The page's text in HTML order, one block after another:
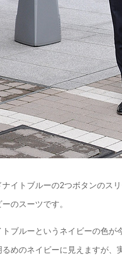
イトブルーの2つボタンのスリ
のスーツです。
ブルーというネイビーの色が
めのネイビーに見えますが、